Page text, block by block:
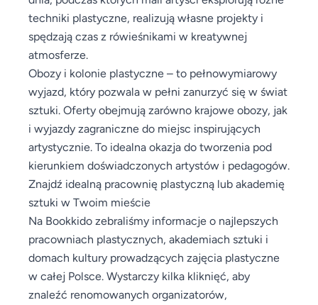
techniki plastyczne, realizują własne projekty i
spędzają czas z rówieśnikami w kreatywnej
atmosferze.
Obozy i kolonie plastyczne – to pełnowymiarowy
wyjazd, który pozwala w pełni zanurzyć się w świat
sztuki. Oferty obejmują zarówno krajowe obozy, jak
i wyjazdy zagraniczne do miejsc inspirujących
artystycznie. To idealna okazja do tworzenia pod
kierunkiem doświadczonych artystów i pedagogów.
Znajdź idealną pracownię plastyczną lub akademię
sztuki w Twoim mieście
Na Bookkido zebraliśmy informacje o najlepszych
pracowniach plastycznych, akademiach sztuki i
domach kultury prowadzących zajęcia plastyczne
w całej Polsce. Wystarczy kilka kliknięć, aby
znaleźć renomowanych organizatorów,